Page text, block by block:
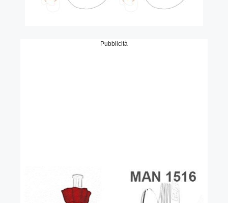
Pubblicità